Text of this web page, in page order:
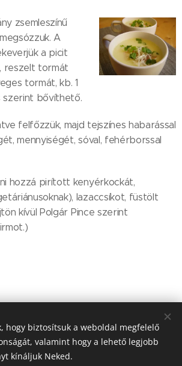
zsemleszínű
A
a picit
reszelt tormát
tormát, kb. 1
szerint bővíthető.
felfőzzük, majd tejszínes habarással
mennyiségét, sóval, fehérborssal
hozzá pirított kenyérkockát,
lazaccsíkot, füstölt
kívül Polgár Pince szerint
hogy biztosítsuk a weboldal megfelelő
valamint hogy a lehető legjobb
kínáljuk Neked.